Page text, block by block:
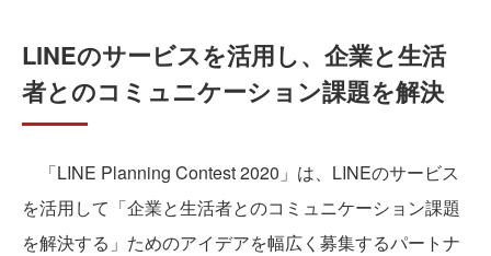
LINEのサービスを活用し、企業と生活
者とのコミュニケーション課題を解決
「LINE Planning Contest 2020」は、LINEのサービス
を活用して「企業と生活者とのコミュニケーション課題
を解決する」ためのアイデアを幅広く募集するパートナ